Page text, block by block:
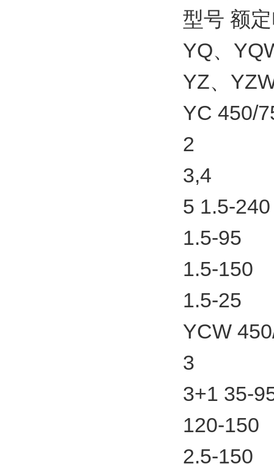
型号 额
YQ、
YZ、
YC 450/
2
3,4
5 1.5-240
1.5-95
1.5-150
1.5-25
YCW
3
3+1 35-
120-150
2.5-150